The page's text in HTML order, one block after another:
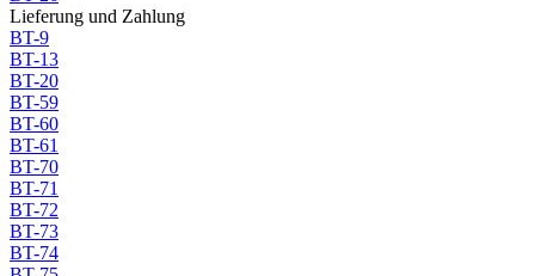
Lieferung und Zahlung
BT-9
BT-13
BT-20
BT-59
BT-60
BT-61
BT-70
BT-71
BT-72
BT-73
BT-74